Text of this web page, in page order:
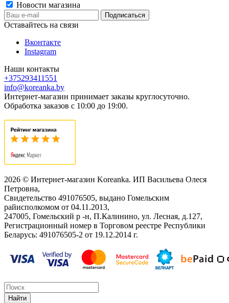
Новости магазина
Оставайтесь на связи
Вконтакте
Instagram
Наши контакты
+375293411551
info@koreanka.by
Интернет-магазин принимает заказы круглосуточно.
Обработка заказов с 10:00 до 19:00.
2026 © Интернет-магазин Koreanka. ИП Васильева Олеся
Петровна,
Свидетельство ‎491076505, выдано Гомельским
райисполкомом от 04.11.2013,
247005, Гомельский р -н, П.Калинино, ул. Лесная, д.127,
Регистрационный номер в Торговом реестре Республики
Беларусь: ‎491076505-2 от 19.12.2014 г.
Найти